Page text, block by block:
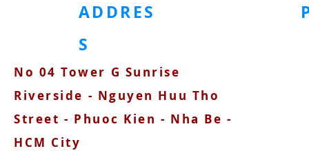
ADDRES
S
No 04 Tower G Sunrise
Riverside - Nguyen Huu Tho
Street - Phuoc Kien - Nha Be -
HCM City